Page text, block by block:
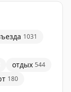
1031
отдых 544
180